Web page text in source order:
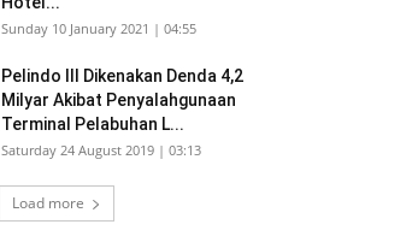
Sunday 10 January 2021 | 04:55
Pelindo III Dikenakan Denda 4,2
Milyar Akibat Penyalahgunaan
Terminal Pelabuhan L...
Saturday 24 August 2019 | 03:13
Load more